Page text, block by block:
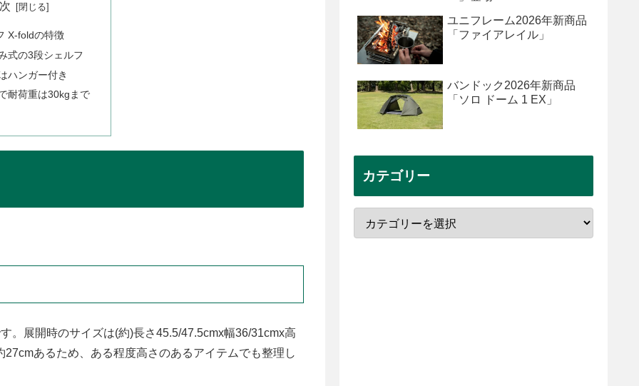
X-foldの特徴
式の3段シェルフ
ハンガー付き
耐荷重は30kgまで
。展開時のサイズは(約)長さ45.5/47.5cmx幅36/31cmx高
あるため、ある程度高さのあるアイテムでも整理し
ユニフレーム2026年新商品
「ファイアレイル」
バンドック2026年新商品
「ソロ ドーム 1 EX」
カテゴリー